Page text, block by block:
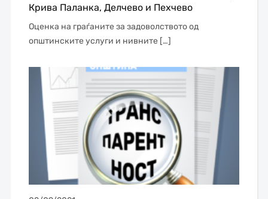
Крива Паланка, Делчево и Пехчево
Оценка на граѓаните за задоволството од
општинските услуги и нивните […]